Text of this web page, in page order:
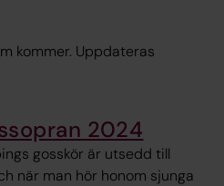
kommer. Uppdateras
2024
gosskör är utsedd till
när man hör honom sjunga